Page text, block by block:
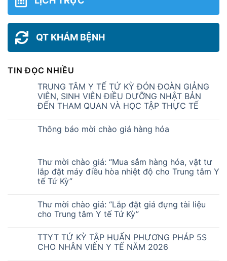
QT KHÁM BỆNH
TIN ĐỌC NHIỀU
TRUNG TÂM Y TẾ TỨ KỲ ĐÓN ĐOÀN GIẢNG
VIÊN, SINH VIÊN ĐIỀU DƯỠNG NHẬT BẢN
ĐẾN THAM QUAN VÀ HỌC TẬP THỰC TẾ
Thông báo mời chào giá hàng hóa
Thư mời chào giá: “Mua sắm hàng hóa, vật tư
lắp đặt máy điều hòa nhiệt độ cho Trung tâm Y
tế Tứ Kỳ”
Thư mời chào giá: “Lắp đặt giá đựng tài liệu
cho Trung tâm Y tế Tứ Kỳ”
TTYT TỨ KỲ TẬP HUẤN PHƯƠNG PHÁP 5S
CHO NHÂN VIÊN Y TẾ NĂM 2026